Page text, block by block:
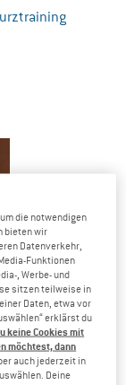
die notwendigen
bieten wir
Datenverkehr,
Funktionen
, Werbe- und
sitzen teilweise in
Daten, etwa vor
erklärst du
keine Cookies mit
möchtest, dann
auch jederzeit in
Deine